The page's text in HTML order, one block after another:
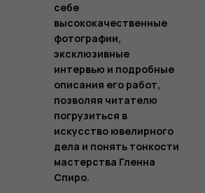
себе
высококачественные
фотографии,
эксклюзивные
интервью и подробные
описания его работ,
позволяя читателю
погрузиться в
искусство ювелирного
дела и понять тонкости
мастерства Гленна
Спиро.